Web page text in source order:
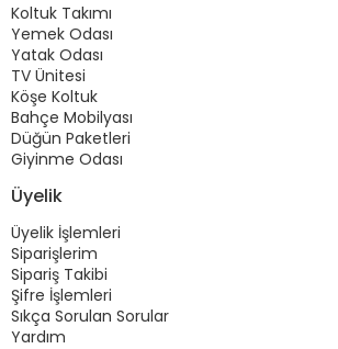
Koltuk Takımı
Yemek Odası
Yatak Odası
TV Ünitesi
Köşe Koltuk
Bahçe Mobilyası
Düğün Paketleri
Giyinme Odası
Üyelik
Üyelik İşlemleri
Siparişlerim
Sipariş Takibi
Şifre İşlemleri
Sıkça Sorulan Sorular
Yardım